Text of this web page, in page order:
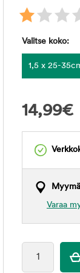
Valitse koko:
1,5 x 25-
14,99€
Varaa